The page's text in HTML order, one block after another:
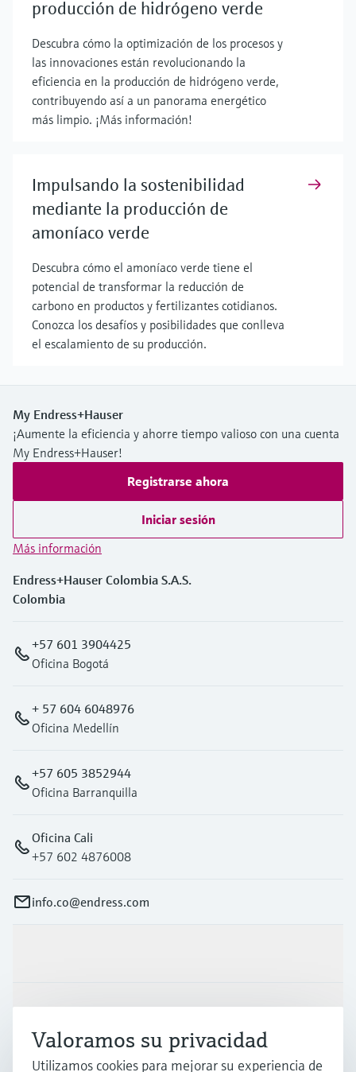
producción de hidrógeno verde
Descubra cómo la optimización de los procesos y
las innovaciones están revolucionando la
eficiencia en la producción de hidrógeno verde,
contribuyendo así a un panorama energético
más limpio. ¡Más información!
Impulsando la sostenibilidad
mediante la producción de
amoníaco verde
Descubra cómo el amoníaco verde tiene el
potencial de transformar la reducción de
carbono en productos y fertilizantes cotidianos.
Conozca los desafíos y posibilidades que conlleva
el escalamiento de su producción.
My Endress+Hauser
¡Aumente la eficiencia y ahorre tiempo valioso con una cuenta
My Endress+Hauser!
Registrarse ahora
Iniciar sesión
Más información
Endress+Hauser Colombia S.A.S.
Colombia
+57 601 3904425
Oficina Bogotá
+ 57 604 6048976
Oficina Medellín
+57 605 3852944
Oficina Barranquilla
Oficina Cali
+57 602 4876008
info.co@endress.com
Industrias
Valoramos su privacidad
Utilizamos cookies para mejorar su experiencia de